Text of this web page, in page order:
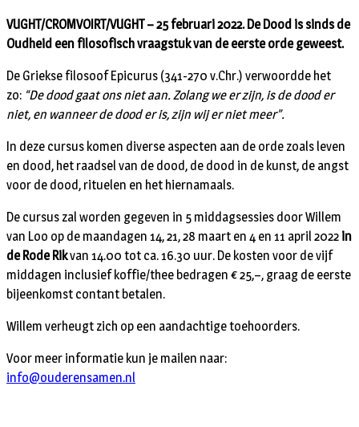
VUGHT/CROMVOIRT/VUGHT – 25 februari 2022. De Dood is sinds de
Oudheid een filosofisch vraagstuk van de eerste orde geweest.
De Griekse filosoof Epicurus (341-270 v.Chr.) verwoordde het
zo: “De dood gaat ons niet aan. Zolang we er zijn, is de dood er
niet, en wanneer de dood er is, zijn wij er niet meer”.
In deze cursus komen diverse aspecten aan de orde zoals leven
en dood, het raadsel van de dood, de dood in de kunst, de angst
voor de dood, rituelen en het hiernamaals.
De cursus zal worden gegeven in 5 middagsessies door Willem
van Loo op de maandagen 14, 21, 28 maart en 4 en 11 april 2022 in
de Rode Rikvan 14.00 tot ca. 16.30 uur. De kosten voor de vijf
middagen inclusief koffie/thee bedragen € 25,–, graag de eerste
bijeenkomst contant betalen.
Willem verheugt zich op een aandachtige toehoorders.
Voor meer informatie kun je mailen naar:
info@ouderensamen.nl